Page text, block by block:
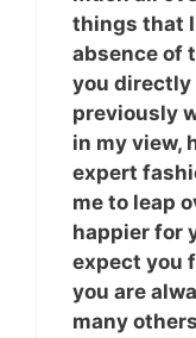
things that
absence of
you directly
previously
in my view,
expert
me to leap
happier for
expect you
you are
many